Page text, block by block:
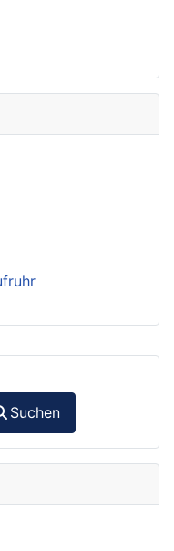
Suchen